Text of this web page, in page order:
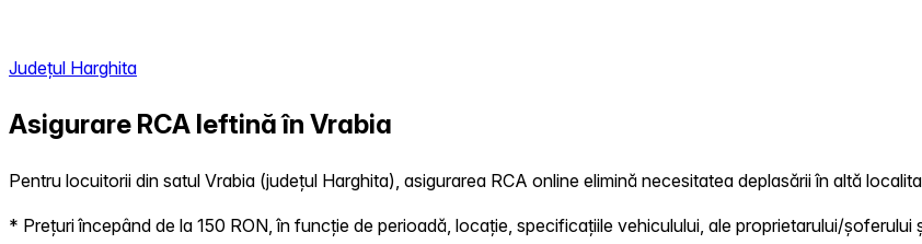
Județul Harghita
Asigurare RCA Ieftină în Vrabia
Pentru locuitorii din satul Vrabia (județul Harghita), asigurarea RCA online elimină necesitatea deplasării în altă
* Prețuri începând de la 150 RON, în funcție de perioadă, locație, specificațiile vehiculului, ale proprietarului/șoferului